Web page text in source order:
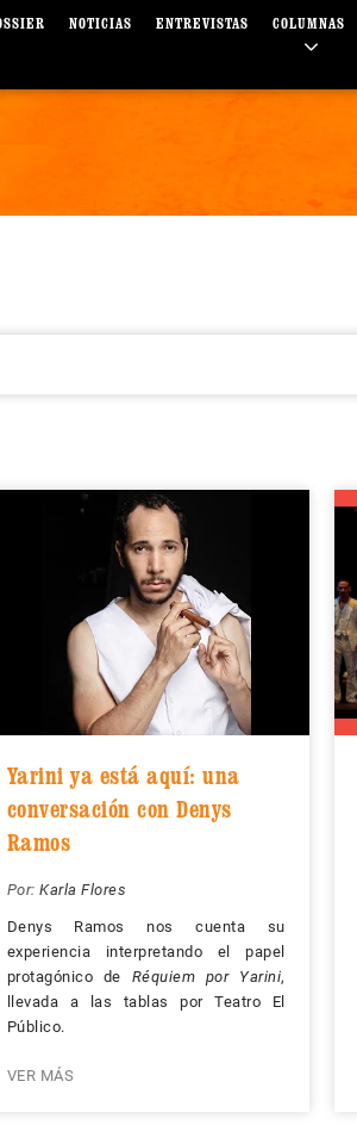
NOTICIAS ENTREVISTAS COLUMNAS
Yarini ya está aquí: una
conversación con Denys
Ramos
Por: Karla Flores
Denys Ramos nos cuenta su
experiencia interpretando el papel
protagónico de Réquiem por Yarini,
llevada a las tablas por Teatro El
Público.
VER MÁS